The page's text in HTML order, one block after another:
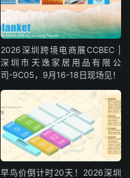
2026深圳跨境电商展CCBEC |
深圳市天逸家居用品有限公
司-9C05，9月16-18日现场见！
早鸟价倒计时20天！2026深圳